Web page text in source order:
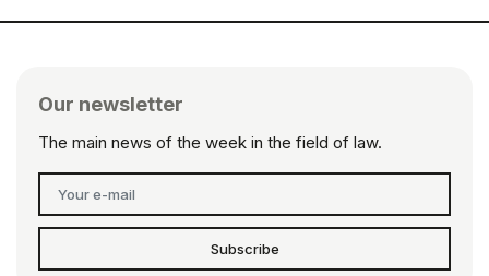
Our newsletter
The main news of the week in the field of law.
Subscribe